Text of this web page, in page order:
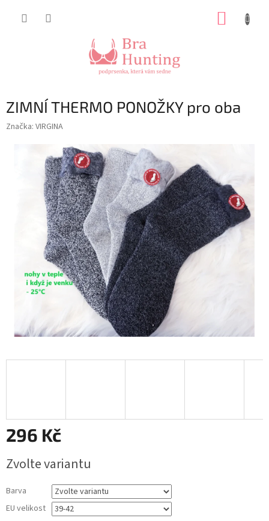
ZIMNÍ THERMO PONOŽKY pro oba
Značka: VIRGINA
296 Kč
cena:
Zvolte variantu
Barva
EU velikost